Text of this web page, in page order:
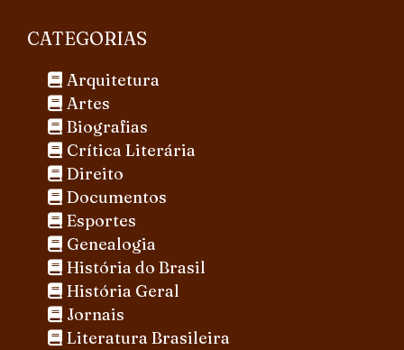
CATEGORIAS
Arquitetura
Artes
Biografias
Crítica Literária
Direito
Documentos
Esportes
Genealogia
História do Brasil
História Geral
Jornais
Literatura Brasileira